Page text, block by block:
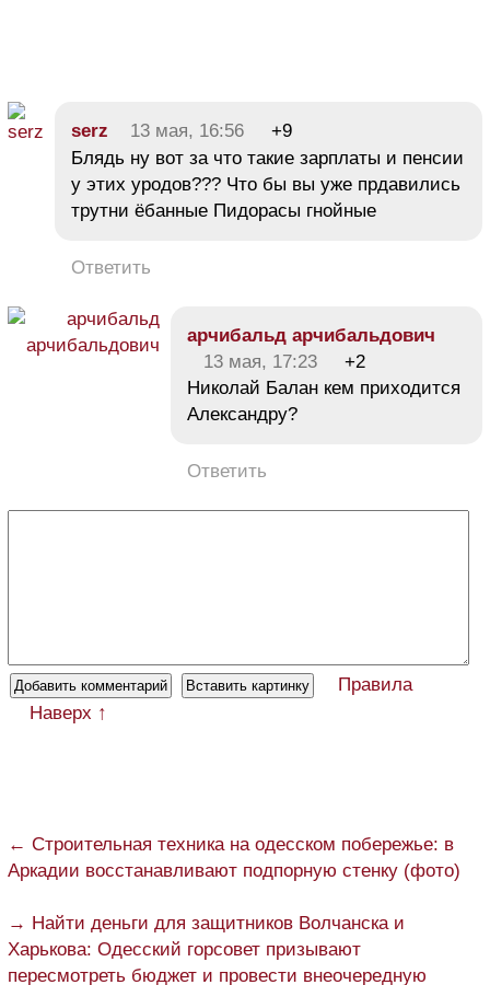
serz 13 мая, 16:56
+9
Блядь ну вот за что такие зарплаты и пенсии
у этих уродов??? Что бы вы уже прдавились
трутни ёбанные Пидорасы гнойные
Ответить
арчибальд арчибальдович
13 мая, 17:23
+2
Николай Балан кем приходится
Александру?
Ответить
Правила
Наверх ↑
← Строительная техника на одесском побережье: в
Аркадии восстанавливают подпорную стенку (фото)
→ Найти деньги для защитников Волчанска и
Харькова: Одесский горсовет призывают
пересмотреть бюджет и провести внеочередную